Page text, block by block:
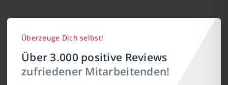
Überzeuge Dich selbst!
Über 3.000 positive Reviews
zufriedener Mitarbeitenden!